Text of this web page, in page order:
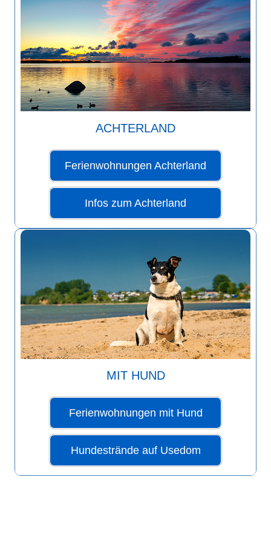
ACHTERLAND
Ferienwohnungen Achterland
Infos zum Achterland
MIT HUND
Ferienwohnungen mit Hund
Hundestrände auf Usedom